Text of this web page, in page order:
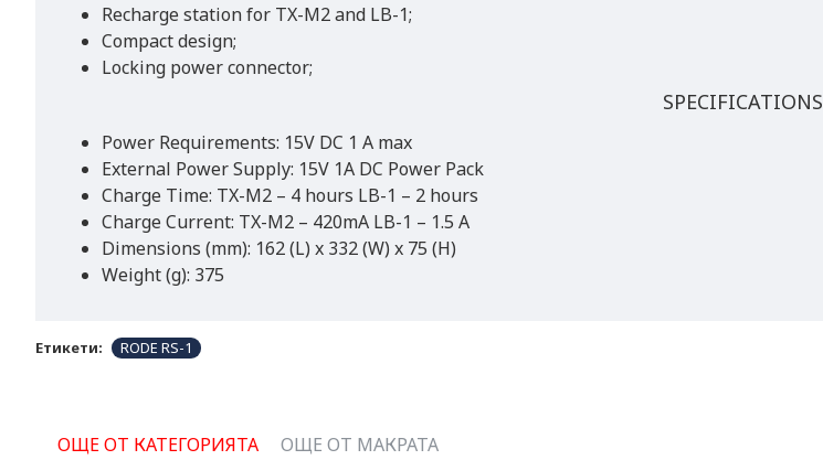
Recharge station for TX-M2 and LB-1;
Compact design;
Locking power connector;
SPECIFICATIONS
Power Requirements: 15V DC 1 A max
External Power Supply: 15V 1A DC Power Pack
Charge Time: TX-M2 – 4 hours LB-1 – 2 hours
Charge Current: TX-M2 – 420mA LB-1 – 1.5 A
Dimensions (mm): 162 (L) x 332 (W) x 75 (H)
Weight (g): 375
Етикети: RODE RS-1
ОЩЕ ОТ КАТЕГОРИЯТА ОЩЕ ОТ МАКРАТА